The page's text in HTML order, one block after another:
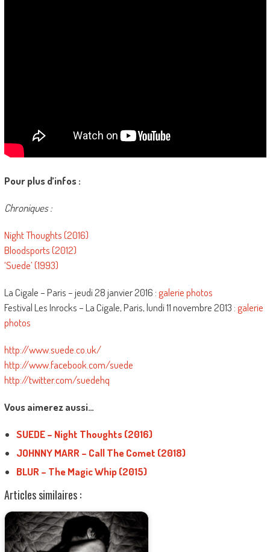
Pour plus d’infos :
Chroniques :
Night Thoughts (2016)
Bloodsports (2012)
‘Suede’ (1993)
La Cigale – Paris – jeudi 28 janvier 2016 :galerie photos
Festival Les Inrocks – La Cigale, Paris, lundi 11 novembre 2013 :galerie
photos
http://www.suede.co.uk/
http://www.facebook.com/suede
http://twitter.com/suedehq
Vous aimerez aussi…
SUEDE – Night Thoughts (2016)
JOHNNY MARR – Call The Comet (2018)
BLUR – The Magic Whip (2015)
Articles similaires :